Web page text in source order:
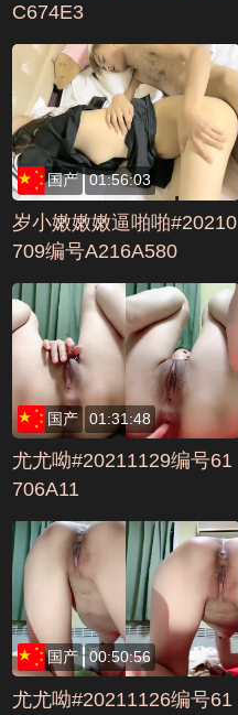
C674E3
国产 01:56:03
岁小嫩嫩嫩逼啪啪#20210
709编号A216A580
国产 01:31:48
尤尤呦#20211129编号61
706A11
国产 00:50:56
尤尤呦#20211126编号61